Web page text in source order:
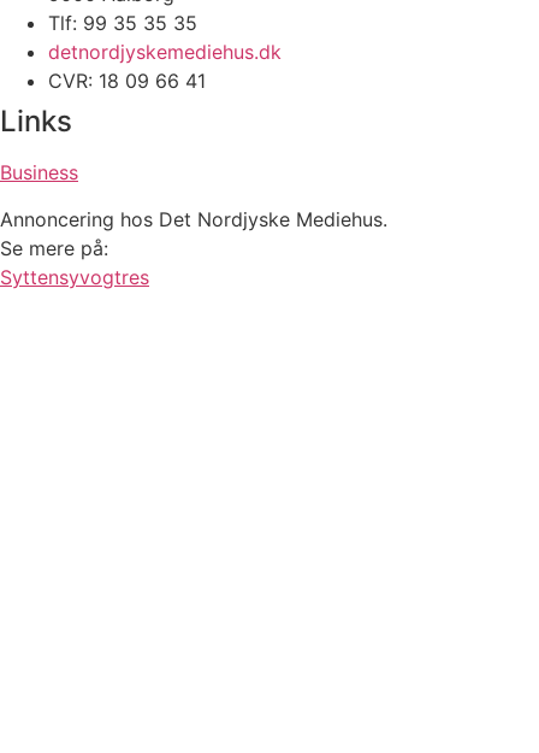
Tlf: 99 35 35 35
detnordjyskemediehus.dk
CVR: 18 09 66 41
Links
Business
Annoncering hos Det Nordjyske Mediehus.
Se mere på:
Syttensyvogtres